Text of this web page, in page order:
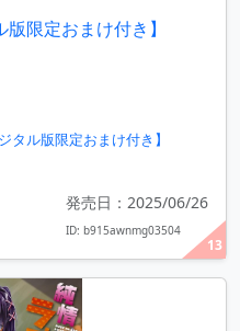
13
限定おまけ付き】
タル版限定おまけ付き】
発売日：2025/06/26
ID: b915awnmg03504